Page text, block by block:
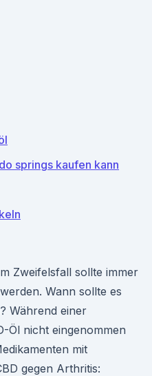
springs kaufen kann
Zweifelsfall sollte immer
Wann sollte es
Während einer
Öl nicht eingenommen
mit
gegen Arthritis: